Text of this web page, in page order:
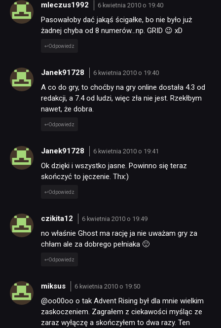
mleczus1992 6 kwietnia 2010 o 19:40
Pasowałoby dać jakąś ścigałke, bo nie było już
żadnej chyba od 8 numerów…np. GRID 😉 xD
Odpowiedz
Janek91728 6 kwietnia 2010 o 19:40
A co do gry, to choćby na gry online dostała 4.3 od
redakcji, a 7.4 od ludzi, więc zła nie jest. Rzekłbym
nawet, że dobra.
Odpowiedz
Janek91728 6 kwietnia 2010 o 19:41
Ok dzięki i wszystko jasne. Powinno się teraz
skończyć to jęczenie. Thx:)
Odpowiedz
czikita12 6 kwietnia 2010 o 19:49
no właśnie Ghost ma rację ja nie uważam gry za
chłam ale za dobrego pełniaka 🙂
Odpowiedz
miksus 6 kwietnia 2010 o 19:50
@oo00oo o tak Advent Rising był dla mnie wielkim
zaskoczeniem. Zagrałem z ciekawości myśląc ze
zaraz wyłączę a skończyłem to dwa razy. Ten